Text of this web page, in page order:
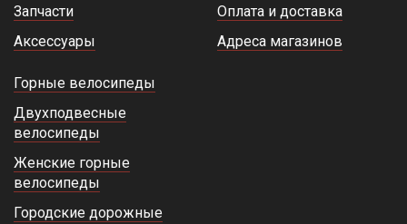
Запчасти
Аксессуары
Оплата и доставка
Адреса магазинов
Горные велосипеды
Двухподвесные
велосипеды
Женские горные
велосипеды
Городские дорожные